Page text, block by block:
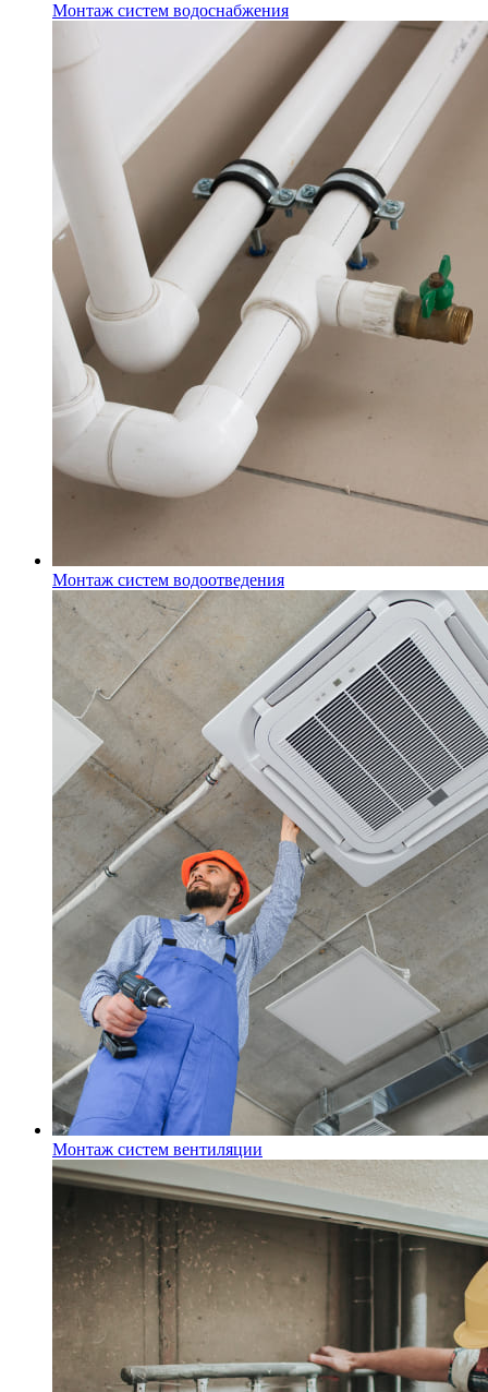
Монтаж систем водоснабжения
Монтаж систем водоотведения
Монтаж систем вентиляции